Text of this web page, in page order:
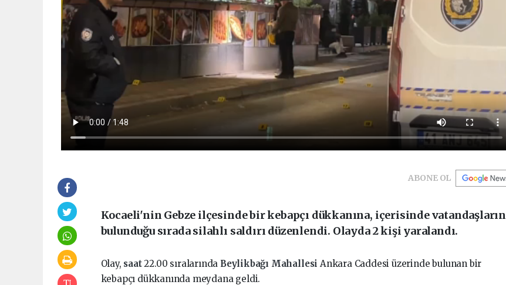
ABONE OL
Kocaeli'nin Gebze ilçesinde bir kebapçı dükkanına, içerisinde vatandaşların
bulunduğu sırada silahlı saldırı düzenlendi. Olayda 2 kişi yaralandı.
Olay, saat22.00 sıralarında Beylikbağı Mahallesi Ankara Caddesi üzerinde bulunan bir
kebapçı dükkanında meydana geldi.